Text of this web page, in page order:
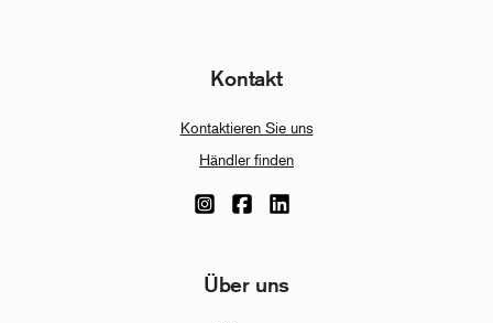
Kontakt
Kontaktieren Sie uns
Händler finden
Über uns